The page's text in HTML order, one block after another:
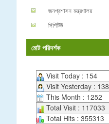
জনপ্রশাসন মন্ত্রণালয়
সিপিটিউ
মোট পরিদর্শক
Visit Today : 154
Visit Yesterday : 138
This Month : 1252
Total Visit : 117033
Total Hits : 355313